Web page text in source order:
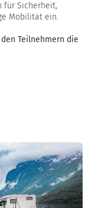
für Sicherheit,
Mobilität ein.
Teilnehmern die